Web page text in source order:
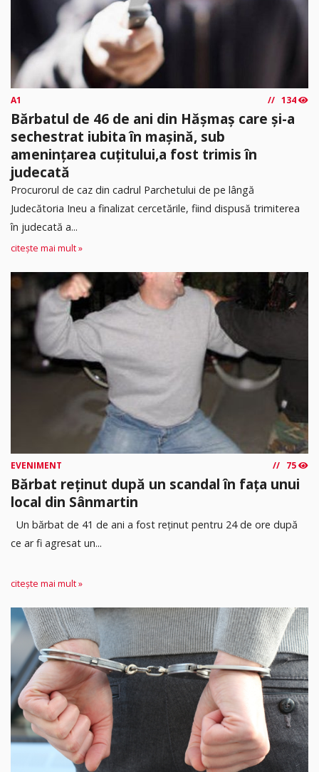
A1 134
Bărbatul de 46 de ani din Hășmaș care și-a
sechestrat iubita în mașină, sub
amenințarea cuțitului,a fost trimis în
judecată
Procurorul de caz din cadrul Parchetului de pe lângă
Judecătoria Ineu a finalizat cercetările, fiind dispusă trimiterea
în judecată a...
citește mai mult »
EVENIMENT 75
Bărbat reținut după un scandal în fața unui
local din Sânmartin
Un bărbat de 41 de ani a fost reținut pentru 24 de ore după
ce ar fi agresat un...
citește mai mult »